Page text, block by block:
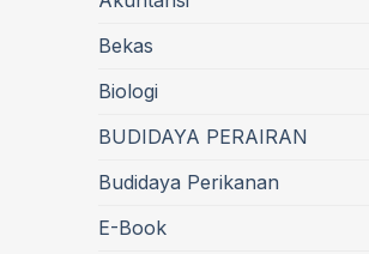
Bekas
Biologi
BUDIDAYA PERAIRAN
Budidaya Perikanan
E-Book